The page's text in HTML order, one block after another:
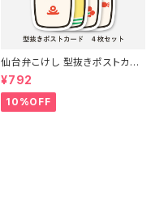
仙台弁こけし 型抜きポストカー
ド（４枚セット）
¥792
10%OFF